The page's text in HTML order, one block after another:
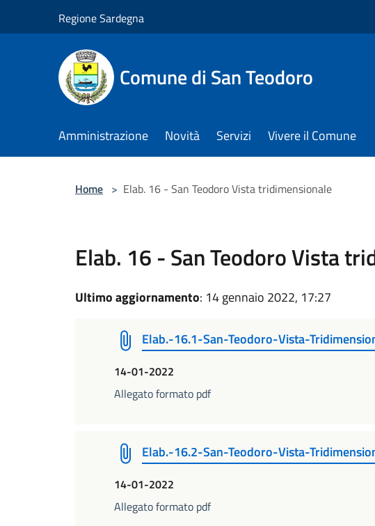
Regione Sardegna
Comune di San Teodoro
Amministrazione Novità Servizi Vivere il Comune
Home > Elab. 16 - San Teodoro Vista tridimensionale
Elab. 16 - San Teodoro Vista
Ultimo aggiornamento: 14 gennaio 2022, 17:27
Elab.-16.1-San-Teodoro-Vista-
14-01-2022
Allegato formato pdf
Elab.-16.2-San-Teodoro-Vista-
14-01-2022
Allegato formato pdf